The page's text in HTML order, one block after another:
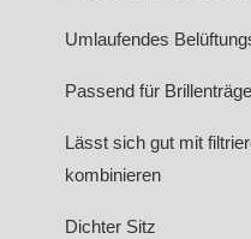
Umlaufendes
Passend für
Lässt sich gut mit
kombinieren
Dichter Sitz